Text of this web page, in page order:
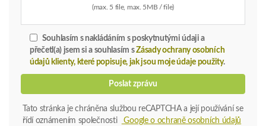
(max. 5 file, max. 5MB / file)
Souhlasím s nakládáním s poskytnutými údaji a
přečetl(a) jsem si a souhlasím sZásady ochrany osobních
údajů klienty, které popisuje, jak jsou moje údaje použity.
Poslat zprávu
Tato stránka je chráněna službou reCAPTCHA a její používání se
řídí oznámením společnosti
Google o ochraně osobních údajů